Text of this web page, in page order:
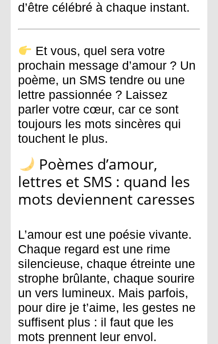
d’être célébré à chaque instant.
Et vous, quel sera votre
prochain message d’amour ? Un
poème, un SMS tendre ou une
lettre passionnée ? Laissez
parler votre cœur, car ce sont
toujours les mots sincères qui
touchent le plus.
Poèmes d’amour,
lettres et SMS : quand les
mots deviennent caresses
L’amour est une poésie vivante.
Chaque regard est une rime
silencieuse, chaque étreinte une
strophe brûlante, chaque sourire
un vers lumineux. Mais parfois,
pour dire je t’aime, les gestes ne
suffisent plus : il faut que les
mots prennent leur envol.